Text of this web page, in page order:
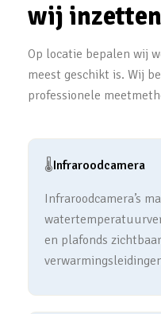
wij inzetten
Op locatie bepalen wij
meest geschikt is. Wij
professionele
🌡️Infraroodcamera
Infraroodcamera’s
en plafonds